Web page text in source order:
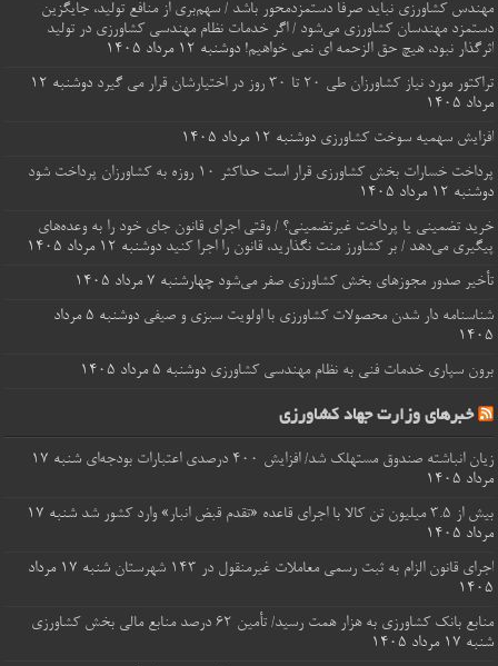
مهندس کشاورزی نباید صرفا دستمزدمحور باشد / سهم‌بری از منافع تولید، جایگزین
دستمزد مهندسان کشاورزی می‌شود / اگر خدمات نظام مهندسی کشاورزی در تولید
اثرگذار نبود، هیچ حق الزحمه ای نمی خواهیم! دوشنبه ۱۲ مرداد ۱۴۰۵
تراکتور مورد نیاز کشاورزان طی ۲۰ تا ۳۰ روز در اختیارشان قرار می گیرد
دوشنبه ۱۲
مرداد ۱۴۰۵
افزایش سهمیه سوخت کشاورزی دوشنبه ۱۲ مرداد ۱۴۰۵
پرداخت خسارات‌ بخش کشاورزی قرار است حداکثر ۱۰ روزه به کشاورزان پرداخت شود
دوشنبه ۱۲ مرداد ۱۴۰۵
خرید تضمینی یا پرداخت غیرتضمینی؟ / وقتی اجرای قانون جای خود را به وعده‌های
پیگیری می‌دهد / بر کشاورز منت نگذارید، قانون را اجرا کنید دوشنبه ۱۲ مرداد ۱۴۰۵
تأخیر صدور مجوزهای بخش کشاورزی صفر می‌شود چهارشنبه ۷ مرداد ۱۴۰۵
شناسنامه‌ دار شدن محصولات کشاورزی با اولویت سبزی و صیفی
دوشنبه ۵ مرداد
۱۴۰۵
برون‌ سپاری خدمات فنی به نظام مهندسی کشاورزی دوشنبه ۵ مرداد ۱۴۰۵
خبرهای وزارت جهاد کشاورزی
زیان انباشته صندوق مستهلک شد/ افزایش ۴۰۰ درصدی اعتبارات بودجه‌ای
شنبه ۱۷
مرداد ۱۴۰۵
بیش از ۳.۵ میلیون تن کالا با اجرای قاعده «تقدم قبض انبار» وارد کشور شد
شنبه ۱۷
مرداد ۱۴۰۵
اجرای قانون الزام به ثبت رسمی معاملات غیرمنقول در ۱۴۳ شهرستان
شنبه ۱۷ مرداد
۱۴۰۵
منابع بانک کشاورزی به هزار همت رسید/ تأمین ۶۲ درصد منابع مالی بخش کشاورزی
شنبه ۱۷ مرداد ۱۴۰۵